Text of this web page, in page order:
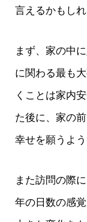
言えるかもし
まず、家の中
に関わる最も
くことは家内
た後に、家の
幸せを願うよう
また訪問の際
年の日数の感